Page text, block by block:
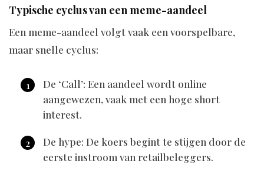
Typische cyclus van een meme-aandeel
Een meme-aandeel volgt vaak een voorspelbare,
maar snelle cyclus:
De ‘Call’: Een aandeel wordt online
aangewezen, vaak met een hoge short
interest.
De hype: De koers begint te stijgen door de
eerste instroom van retailbeleggers.